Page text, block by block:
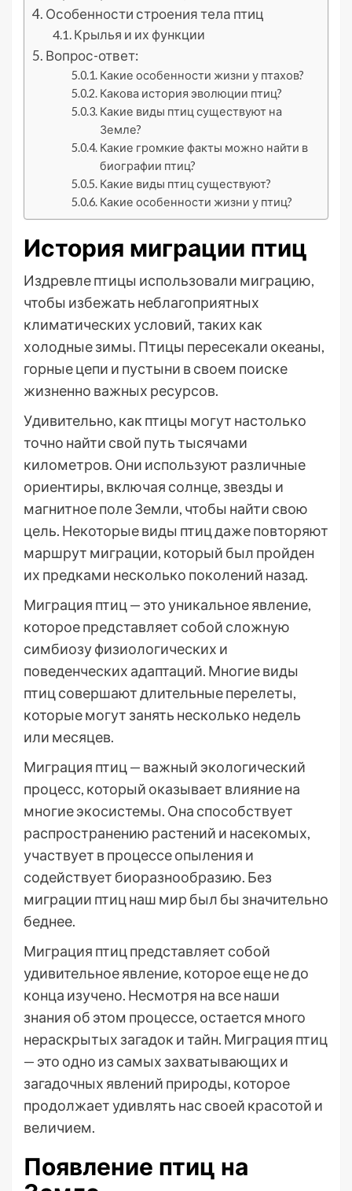
Особенности строения тела птиц
Крылья и их функции
Вопрос-ответ:
Какие особенности жизни у птахов?
Какова история эволюции птиц?
Какие виды птиц существуют на
Земле?
Какие громкие факты можно найти в
биографии птиц?
Какие виды птиц существуют?
Какие особенности жизни у птиц?
История миграции птиц
Издревле птицы использовали миграцию,
чтобы избежать неблагоприятных
климатических условий, таких как
холодные зимы. Птицы пересекали океаны,
горные цепи и пустыни в своем поиске
жизненно важных ресурсов.
Удивительно, как птицы могут настолько
точно найти свой путь тысячами
километров. Они используют различные
ориентиры, включая солнце, звезды и
магнитное поле Земли, чтобы найти свою
цель. Некоторые виды птиц даже повторяют
маршрут миграции, который был пройден
их предками несколько поколений назад.
Миграция птиц — это уникальное явление,
которое представляет собой сложную
симбиозу физиологических и
поведенческих адаптаций. Многие виды
птиц совершают длительные перелеты,
которые могут занять несколько недель
или месяцев.
Миграция птиц — важный экологический
процесс, который оказывает влияние на
многие экосистемы. Она способствует
распространению растений и насекомых,
участвует в процессе опыления и
содействует биоразнообразию. Без
миграции птиц наш мир был бы значительно
беднее.
Миграция птиц представляет собой
удивительное явление, которое еще не до
конца изучено. Несмотря на все наши
знания об этом процессе, остается много
нераскрытых загадок и тайн. Миграция птиц
— это одно из самых захватывающих и
загадочных явлений природы, которое
продолжает удивлять нас своей красотой и
величием.
Появление птиц на